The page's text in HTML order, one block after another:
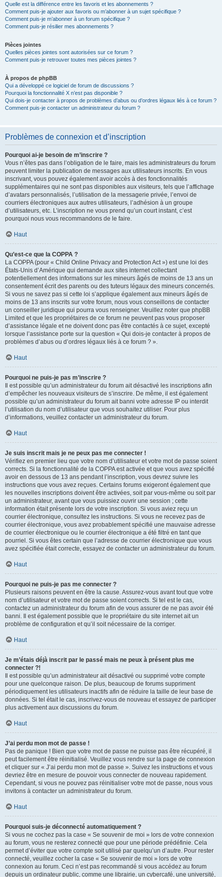
Quelle est la différence entre les favoris et les abonnements ?
Comment puis-je ajouter aux favoris ou m’abonner à un sujet spécifique ?
Comment puis-je m’abonner à un forum spécifique ?
Comment puis-je résilier mes abonnements ?
Pièces jointes
Quelles pièces jointes sont autorisées sur ce forum ?
Comment puis-je retrouver toutes mes pièces jointes ?
À propos de phpBB
Qui a développé ce logiciel de forum de discussions ?
Pourquoi la fonctionnalité X n’est pas disponible ?
Qui dois-je contacter à propos de problèmes d’abus ou d’ordres légaux liés à ce forum ?
Comment puis-je contacter un administrateur du forum ?
Problèmes de connexion et d’inscription
Pourquoi ai-je besoin de m’inscrire ?
Vous n’êtes pas dans l’obligation de le faire, mais les administrateurs du forum
peuvent limiter la publication de messages aux utilisateurs inscrits. En vous
inscrivant, vous pouvez également avoir accès à des fonctionnalités
supplémentaires qui ne sont pas disponibles aux visiteurs, tels que l’affichage
d’avatars personnalisés, l’utilisation de la messagerie privée, l’envoi de
courriers électroniques aux autres utilisateurs, l’adhésion à un groupe
d’utilisateurs, etc. L’inscription ne vous prend qu’un court instant, c’est
pourquoi nous vous recommandons de le faire.
Haut
Qu’est-ce que la COPPA ?
La COPPA (pour « Child Online Privacy and Protection Act ») est une loi des
États-Unis d’Amérique qui demande aux sites internet collectant
potentiellement des informations sur les mineurs âgés de moins de 13 ans un
consentement écrit des parents ou des tuteurs légaux des mineurs concernés.
Si vous ne savez pas si cette loi s’applique également aux mineurs âgés de
moins de 13 ans inscrits sur votre forum, nous vous conseillons de contacter
un conseiller juridique qui pourra vous renseigner. Veuillez noter que phpBB
Limited et que les propriétaires de ce forum ne peuvent pas vous proposer
d’assistance légale et ne doivent donc pas être contactés à ce sujet, excepté
lorsque l’assistance porte sur la question « Qui dois-je contacter à propos de
problèmes d’abus ou d’ordres légaux liés à ce forum ? ».
Haut
Pourquoi ne puis-je pas m’inscrire ?
Il est possible qu’un administrateur du forum ait désactivé les inscriptions afin
d’empêcher les nouveaux visiteurs de s’inscrire. De même, il est également
possible qu’un administrateur du forum ait banni votre adresse IP ou interdit
l’utilisation du nom d’utilisateur que vous souhaitez utiliser. Pour plus
d’informations, veuillez contacter un administrateur du forum.
Haut
Je suis inscrit mais je ne peux pas me connecter !
Vérifiez en premier lieu que votre nom d’utilisateur et votre mot de passe soient
corrects. Si la fonctionnalité de la COPPA est activée et que vous avez spécifié
avoir en dessous de 13 ans pendant l’inscription, vous devrez suivre les
instructions que vous avez reçues. Certains forums exigeront également que
les nouvelles inscriptions doivent être activées, soit par vous-même ou soit par
un administrateur, avant que vous puissiez ouvrir une session ; cette
information était présente lors de votre inscription. Si vous aviez reçu un
courrier électronique, consultez les instructions. Si vous ne recevez pas de
courrier électronique, vous avez probablement spécifié une mauvaise adresse
de courrier électronique ou le courrier électronique a été filtré en tant que
pourriel. Si vous êtes certain que l’adresse de courrier électronique que vous
avez spécifiée était correcte, essayez de contacter un administrateur du forum.
Haut
Pourquoi ne puis-je pas me connecter ?
Plusieurs raisons peuvent en être la cause. Assurez-vous avant tout que votre
nom d’utilisateur et votre mot de passe soient corrects. Si tel est le cas,
contactez un administrateur du forum afin de vous assurer de ne pas avoir été
banni. Il est également possible que le propriétaire du site internet ait un
problème de configuration et qu’il soit nécessaire de la corriger.
Haut
Je m’étais déjà inscrit par le passé mais ne peux à présent plus me
connecter ?!
Il est possible qu’un administrateur ait désactivé ou supprimé votre compte
pour une quelconque raison. De plus, beaucoup de forums suppriment
périodiquement les utilisateurs inactifs afin de réduire la taille de leur base de
données. Si tel était le cas, inscrivez-vous de nouveau et essayez de participer
plus activement aux discussions du forum.
Haut
J’ai perdu mon mot de passe !
Pas de panique ! Bien que votre mot de passe ne puisse pas être récupéré, il
peut facilement être réinitialisé. Veuillez vous rendre sur la page de connexion
et cliquer sur « J’ai perdu mon mot de passe ». Suivez les instructions et vous
devriez être en mesure de pouvoir vous connecter de nouveau rapidement.
Cependant, si vous ne pouvez pas réinitialiser votre mot de passe, nous vous
invitons à contacter un administrateur du forum.
Haut
Pourquoi suis-je déconnecté automatiquement ?
Si vous ne cochez pas la case « Se souvenir de moi » lors de votre connexion
au forum, vous ne resterez connecté que pour une période prédéfinie. Cela
permet d’éviter que votre compte soit utilisé par quelqu’un d’autre. Pour rester
connecté, veuillez cocher la case « Se souvenir de moi » lors de votre
connexion au forum. Ceci n’est pas recommandé si vous accédez au forum
depuis un ordinateur public, comme une librairie, un cybercafé, une université,